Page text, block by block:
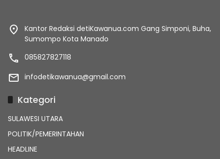
Kantor Redaksi detiKawanua.com Gang Simponi, Buha,
Sumompo Kota Manado
085827827118
infodetikawanua@gmail.com
Kategori
SULAWESI UTARA
POLITIK/PEMERINTAHAN
HEADLINE